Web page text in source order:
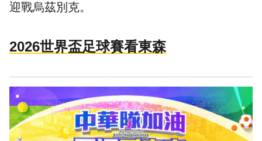
迎戰烏茲別克。
2026世界盃足球賽看東森